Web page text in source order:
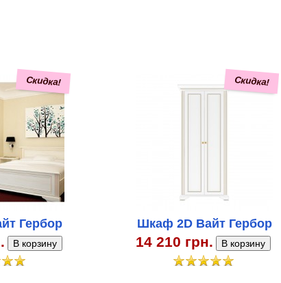
Скидка!
Гербор
Скидка!
Шкаф 2D Вайт Гербор
14 210 грн.